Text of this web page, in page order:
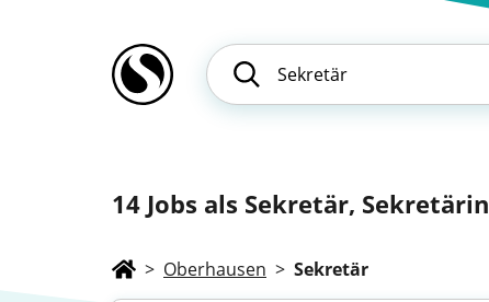
14 Jobs als Sekretär,
> Oberhausen > Sekretär